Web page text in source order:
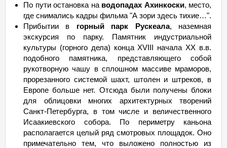
По пути остановка наводопадах Ахинкоски, место,
где снимались кадры фильма "А зори здесь тихие…".
Прибытии в горный парк Рускеала, наземная
экскурсия по парку. Памятник индустриальной
культуры (горного дела) конца XVIII начала XX в.в.
подобного памятника, представляющего собой
рукотворную чашу в сплошном массиве мраморов,
прорезанного системой шахт, штолен и штреков, в
Европе больше нет. Отсюда были получены блоки
для облицовки многих архитектурных творений
Санкт-Петербурга, в том числе и величественного
Исаакиевского собора. По периметру каньона
располагается целый ряд смотровых площадок. Оно
примечательно тем, что выложено полностью из